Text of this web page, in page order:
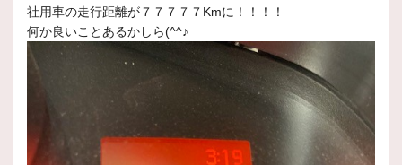
社用車の走行距離が７７７７７Kmに！！！！
何か良いことあるかしら(^^♪